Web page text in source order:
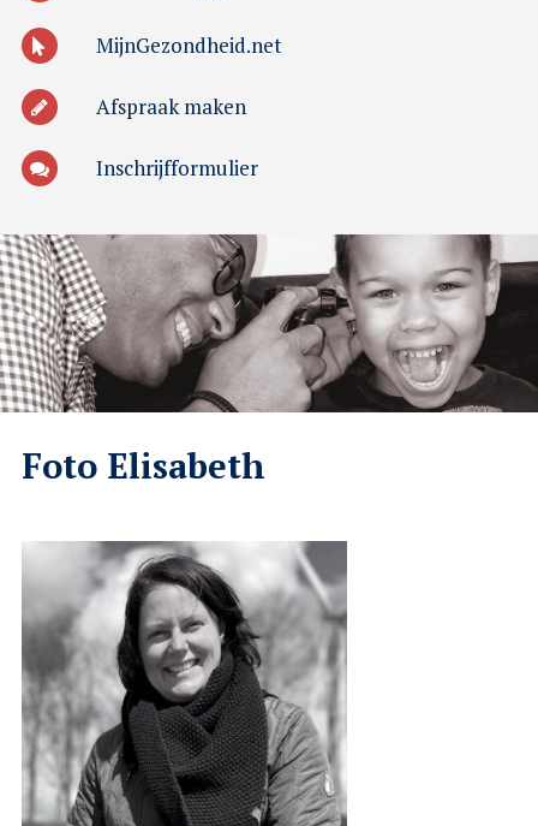
MijnGezondheid.net
Afspraak maken
Inschrijfformulier
Foto Elisabeth